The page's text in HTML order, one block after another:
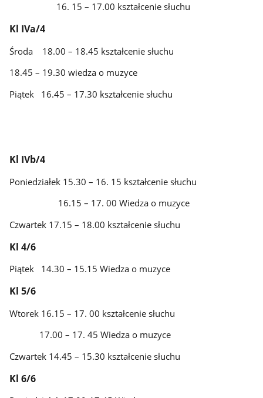
16. 15 – 17.00 kształcenie słuchu
Kl IVa/4
Środa 18.00 – 18.45 kształcenie słuchu
18.45 – 19.30 wiedza o muzyce
Piątek 16.45 – 17.30 kształcenie słuchu
Kl IVb/4
Poniedziałek 15.30 – 16. 15 kształcenie słuchu
16.15 – 17. 00 Wiedza o muzyce
Czwartek 17.15 – 18.00 kształcenie słuchu
Kl 4/6
Piątek 14.30 – 15.15 Wiedza o muzyce
Kl 5/6
Wtorek 16.15 – 17. 00 kształcenie słuchu
17.00 – 17. 45 Wiedza o muzyce
Czwartek 14.45 – 15.30 kształcenie słuchu
Kl 6/6